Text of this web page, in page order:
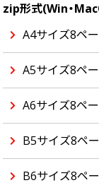
zip形式(Win・
A4サイズ8ペ
A5サイズ8ペ
A6サイズ8ペ
B5サイズ8ペ
B6サイズ8ペ